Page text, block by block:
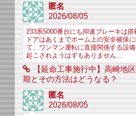
匿名
2026/08/05
233系5000番台にも抑速ブレーキは
ドアはあくまでホーム上の安全確保
て、ワンマン運転に直接関係する設
起こされようはずもありません...
【延命工事施行中】高崎地
期とその方法はどうなる？
匿名
2026/08/05